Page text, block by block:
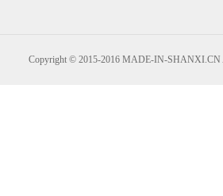
Copyright © 2015-2016 MADE-IN-